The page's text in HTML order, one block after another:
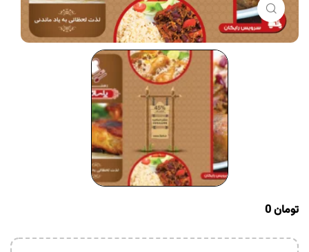
برای بزرگنمایی کلیک کنید
تومان